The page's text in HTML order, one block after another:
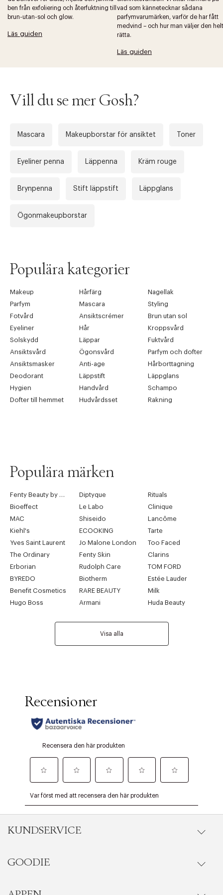
ben från exfoliering och återfuktning till
brun-utan-sol och glow.
Läs guiden
vad som kännetecknar sådana
parfymvarumärken, varför de har fått
medvind – och hur man väljer den helt
rätta.
Läs guiden
Vill du se mer Gosh?
Mascara Makeupborstar för ansiktet Toner
Eyeliner penna Läppenna Kräm rouge
Brynpenna Stift läppstift Läppglans
Ögonmakeupborstar
Populära kategorier
Makeup Hårfärg
Nagellak
Parfym
Mascara
Styling
Fotvård
Ansiktscrémer
Brun utan sol
Eyeliner
Hår
Kroppsvård
Solskydd
Läppar
Fuktvård
Ansiktsvård
Ögonsvård
Parfym och dofter
Ansiktsmasker
Anti-age
Hårborttagning
Deodorant
Läppstift
Läppglans
Hygien
Handvård
Schampo
Dofter till hemmet
Hudvårdsset Rakning
Populära märken
Diptyque
Rituals
Bioeffect
Le Labo
Clinique
MAC
Shiseido
Lancôme
Kiehl's
ECOOKING
Tarte
Yves Saint Laurent
Jo Malone London
Too Faced
The Ordinary
Fenty Skin
Clarins
Erborian
Rudolph Care
TOM FORD
BYREDO
Biotherm
Estée Lauder
Benefit Cosmetics
RARE BEAUTY
Milk
Hugo Boss
Armani Huda Beauty
Visa alla
KUNDSERVICE
Onlineköp
Orderstatus
GOODIE